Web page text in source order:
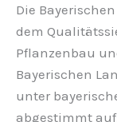
Die
dem
Pflanzenbau
Bayerischen
unter
abgestimmt